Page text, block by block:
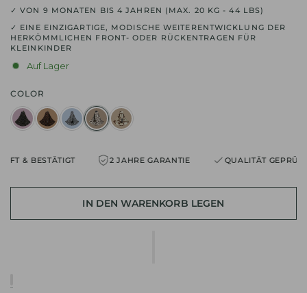
✓ VON 9 MONATEN BIS 4 JAHREN (MAX. 20 KG - 44 LBS)
✓ EINE EINZIGARTIGE, MODISCHE WEITERENTWICKLUNG DER
HERKÖMMLICHEN FRONT- ODER RÜCKENTRAGEN FÜR
KLEINKINDER
Auf Lager
COLOR
BESTÄTIGT 2 JAHRE GARANTIE QUALITÄT GEPRÜFT &
IN DEN WARENKORB LEGEN